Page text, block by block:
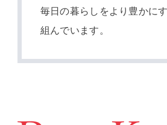
毎日の暮らしをより豊かに
組んでいます。